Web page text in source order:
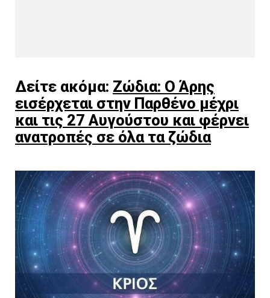
Δείτε ακόμα: Ζώδια: Ο Άρης
εισέρχεται στην Παρθένο μέχρι
και τις 27 Αυγούστου και φέρνει
ανατροπές σε όλα τα ζώδια